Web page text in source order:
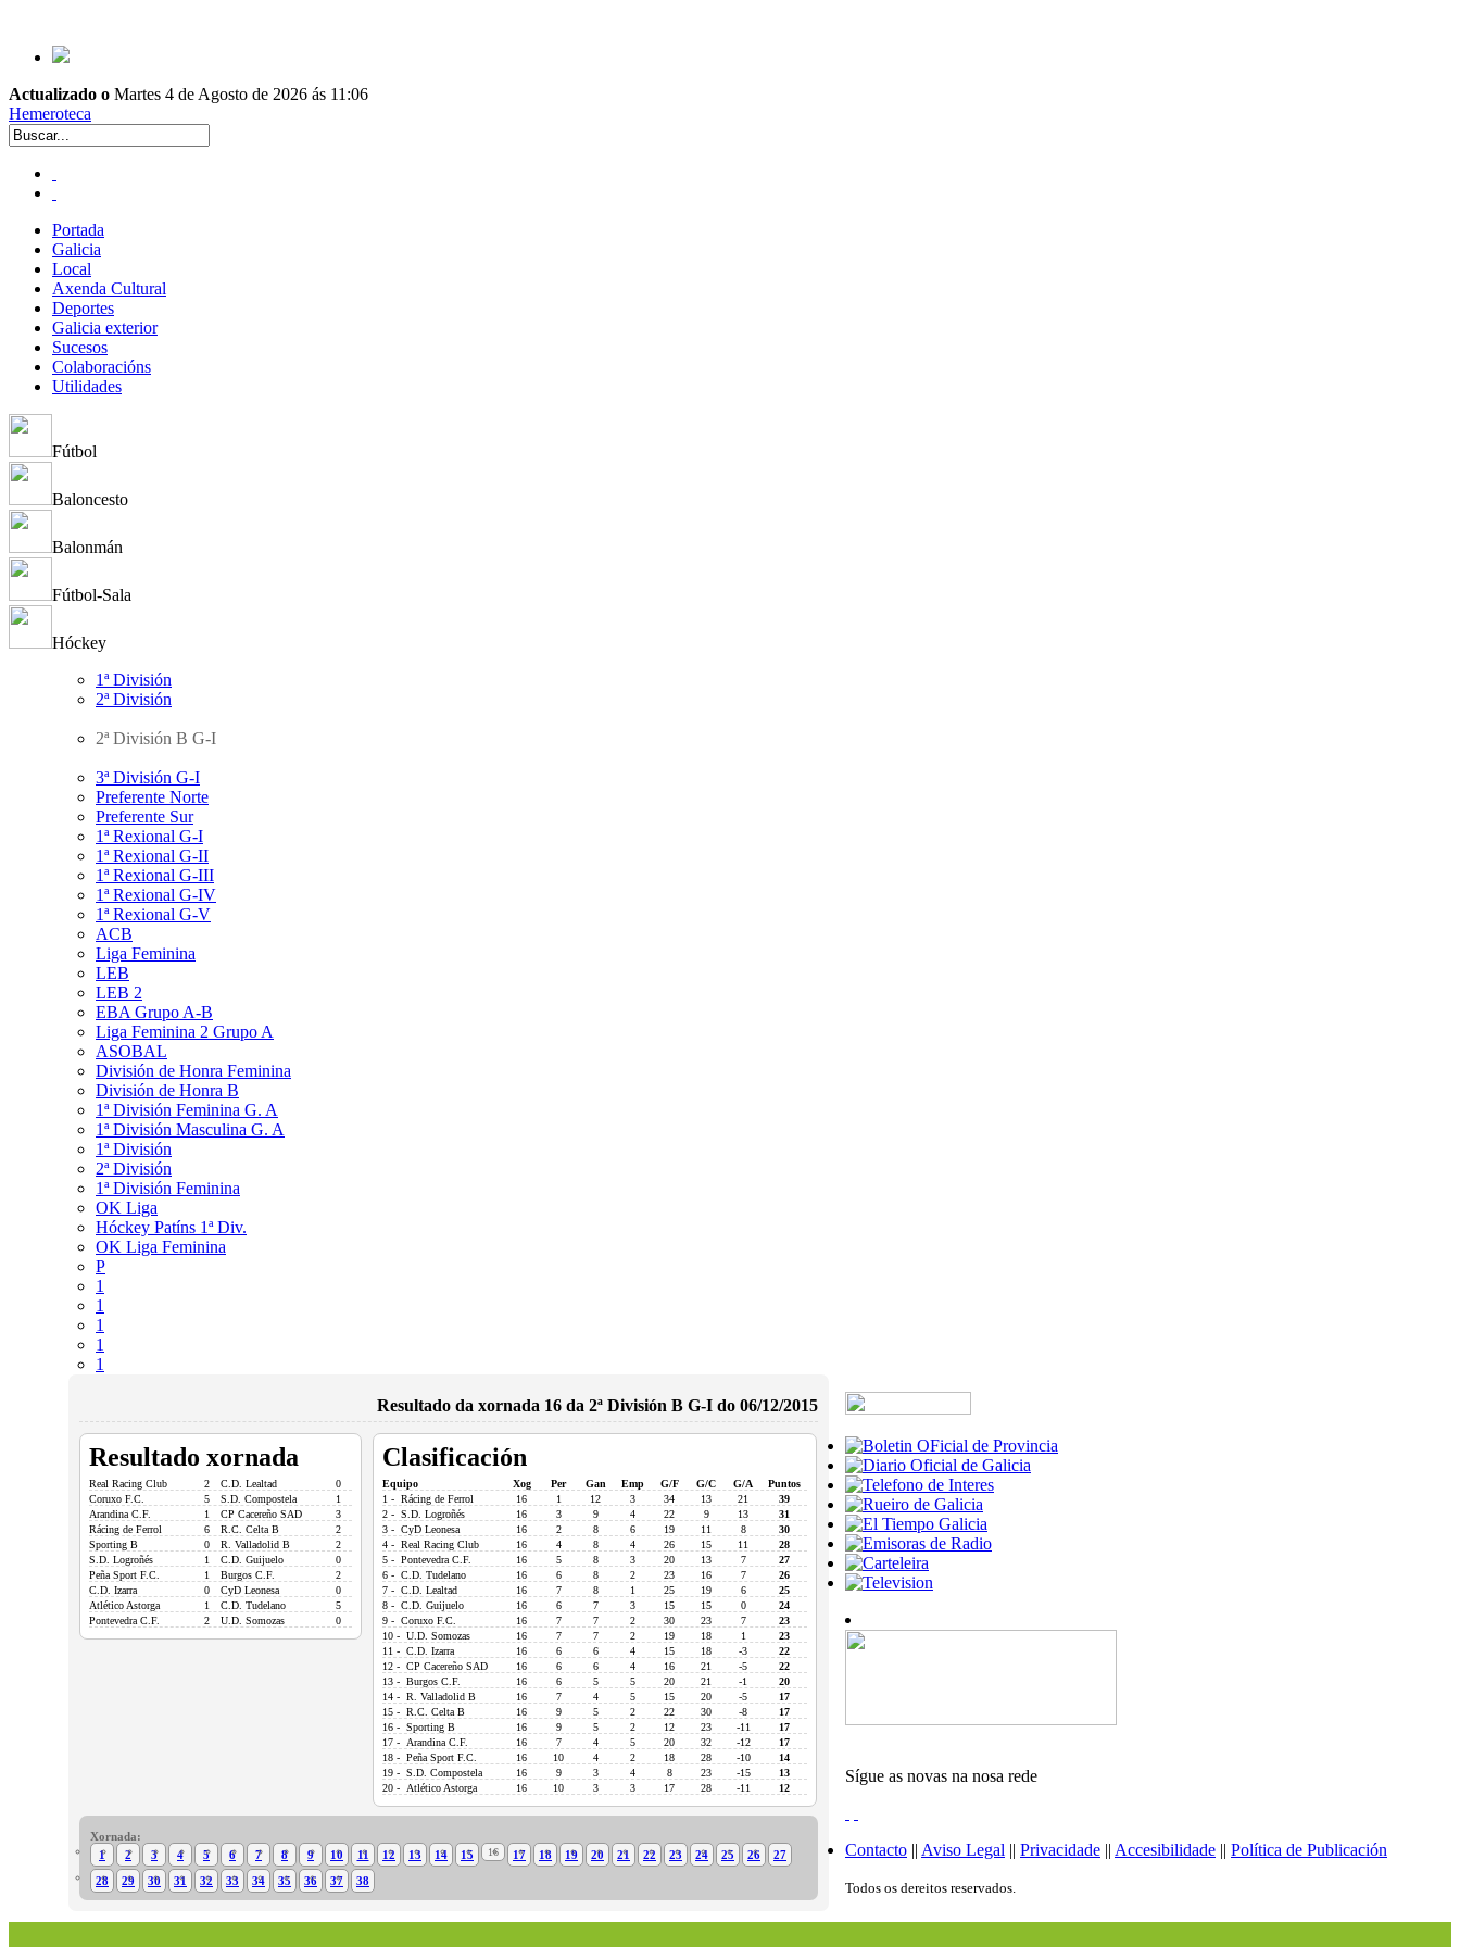
Actualizado o Martes 4 de Agosto de 2026 ás 11:06
Hemeroteca
Portada
Galicia
Local
Axenda Cultural
Deportes
Galicia exterior
Sucesos
Colaboracións
Utilidades
Fútbol
Baloncesto
Balonmán
Fútbol-Sala
Hóckey
1ª División
2ª División
2ª División B G-I
3ª División G-I
Preferente Norte
Preferente Sur
1ª Rexional G-I
1ª Rexional G-II
1ª Rexional G-III
1ª Rexional G-IV
1ª Rexional G-V
ACB
Liga Feminina
LEB
LEB 2
EBA Grupo A-B
Liga Feminina 2 Grupo A
ASOBAL
División de Honra Feminina
División de Honra B
1ª División Feminina G. A
1ª División Masculina G. A
1ª División
2ª División
1ª División Feminina
OK Liga
Hóckey Patíns 1ª Div.
OK Liga Feminina
P
1
1
1
1
1
Resultado da xornada 16 da 2ª División B G-I do 06/12/2015
Resultado xornada
Real Racing Club 2 C.D. Lealtad
0
Coruxo F.C.
5 S.D. Compostela
1
Arandina C.F.
1 CP Cacereño SAD
3
Rácing de Ferrol
6 R.C. Celta B
2
Sporting B
0 R. Valladolid B
2
S.D. Logroñés
1 C.D. Guijuelo
0
Peña Sport F.C.
1 Burgos C.F.
2
C.D. Izarra
0 CyD Leonesa
0
Atlético Astorga
1 C.D. Tudelano
5
Pontevedra C.F.
2 U.D. Somozas 0
Clasificación
Equipo Xog Per Gan Emp G/F G/C G/A
Puntos
1 - Rácing de Ferrol
16 1 12 3 34 13 21
39
2 - S.D. Logroñés
16 3 9 4 22 9 13
31
3 - CyD Leonesa
16 2 8 6 19 11 8
30
4 - Real Racing Club
16 4 8 4 26 15 11
28
5 - Pontevedra C.F.
16 5 8 3 20 13 7
27
6 - C.D. Tudelano
16 6 8 2 23 16 7
26
7 - C.D. Lealtad
16 7 8 1 25 19 6
25
8 - C.D. Guijuelo
16 6 7 3 15 15 0
24
9 - Coruxo F.C.
16 7 7 2 30 23 7
23
10 - U.D. Somozas
16 7 7 2 19 18 1
23
11 - C.D. Izarra
16 6 6 4 15 18 -3
22
12 - CP Cacereño SAD
16 6 6 4 16 21 -5
22
13 - Burgos C.F.
16 6 5 5 20 21 -1
20
14 - R. Valladolid B
16 7 4 5 15 20 -5
17
15 - R.C. Celta B
16 9 5 2 22 30 -8
17
16 - Sporting B
16 9 5 2 12 23 -11
17
17 - Arandina C.F.
16 7 4 5 20 32 -12
17
18 - Peña Sport F.C.
16 10 4 2 18 28 -10
14
19 - S.D. Compostela
16 9 3 4 8 23 -15
13
20 - Atlético Astorga
16 10 3 3 17 28 -11 12
Xornada:
1
2 3 4 5 6 7 8 9 10 11 12 13 14 15 16 17 18 19 20 21 22 23 24 25 26
27
28
29 30 31 32 33 34 35 36 37 38
Sígue as novas na nosa rede
Contacto || Aviso Legal || Privacidade || Accesibilidade || Política de Publicación
Todos os dereitos reservados.